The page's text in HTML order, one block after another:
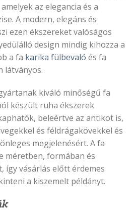
az elegancia és a
A modern, elegáns és
ezen ékszereket valóságos
design mindig kihozza a
a fa karika fülbevaló és fa
látványos.
kiváló minőségű fa
készült ruha ékszerek
beleértve az antikot is,
és féldrágakövekkel és
megjelenésért. A fa
méretben, formában és
így vásárlás előtt érdemes
a kiszemelt példányt.